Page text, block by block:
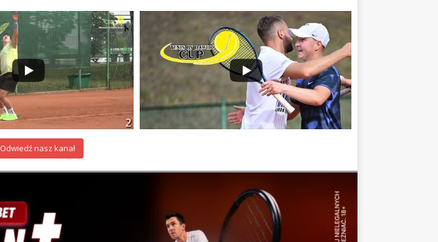
Odwiedź nasz kanał